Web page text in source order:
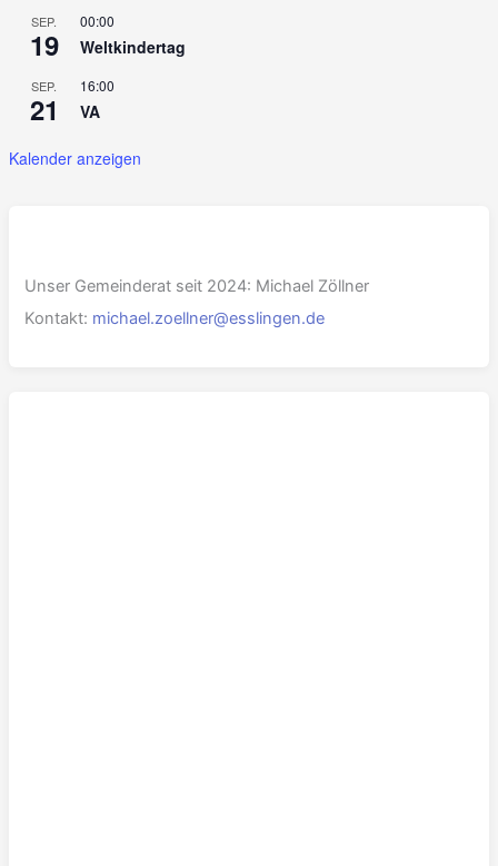
SEP.
19
00:00
Weltkindertag
SEP.
21
16:00
VA
Kalender anzeigen
Unser Gemeinderat seit 2024: Michael Zöllner
Kontakt: michael.zoellner@esslingen.de